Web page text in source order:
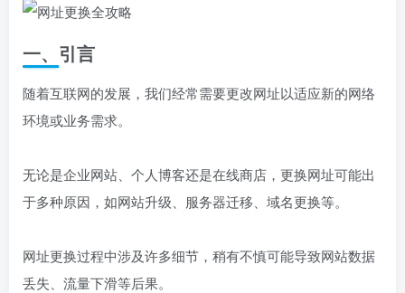
一、引言
随着互联网的发展，我们经常需要更改网址以适应新的网络
环境或业务需求。
无论是企业网站、个人博客还是在线商店，更换网址可能出
于多种原因，如网站升级、服务器迁移、域名更换等。
网址更换过程中涉及许多细节，稍有不慎可能导致网站数据
丢失、流量下滑等后果。